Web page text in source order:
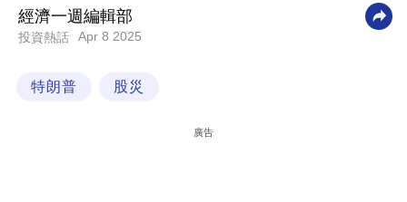
科
技
場
經濟一週編輯部
投資熱話 Apr 8 2025
特朗普 股災
廣告